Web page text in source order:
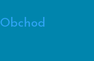
Obchod